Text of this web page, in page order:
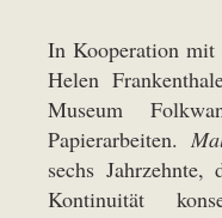
In Kooperation mit
Helen
Museum
Papierarbeiten.
sechs
Kontinuität